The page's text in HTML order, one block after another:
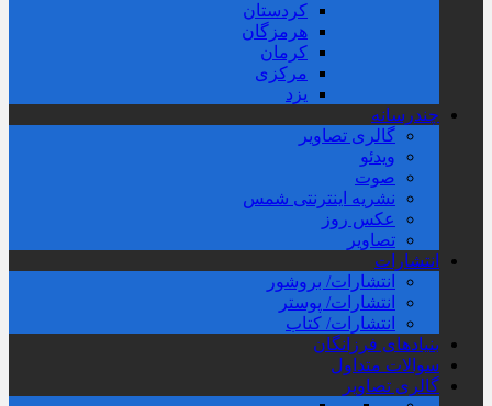
کردستان
هرمزگان
کرمان
مرکزی
یزد
چندرسانه
گالری تصاویر
ویدئو
صوت
نشریه اینترنتی شمس
عکس روز
تصاویر
انتشارات
انتشارات/ بروشور
انتشارات/ پوستر
انتشارات/ کتاب
بنیادهای فرزانگان
سوالات متداول
گالری تصاویر